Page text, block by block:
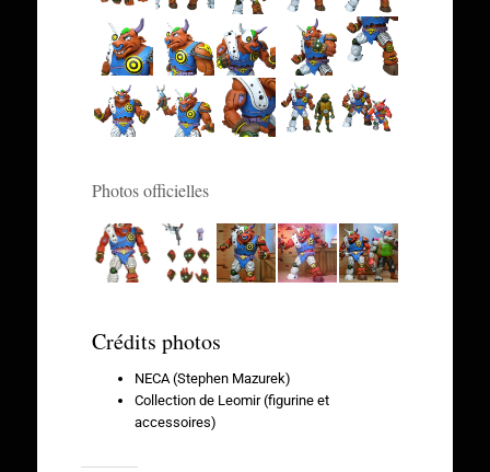
Photos officielles
Crédits photos
NECA (Stephen Mazurek)
Collection de Leomir (figurine et
accessoires)